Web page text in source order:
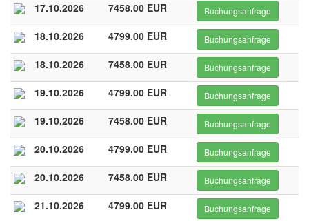
17.10.2026 7458.00 EUR Buchungsanfrage
18.10.2026 4799.00 EUR Buchungsanfrage
18.10.2026 7458.00 EUR Buchungsanfrage
19.10.2026 4799.00 EUR Buchungsanfrage
19.10.2026 7458.00 EUR Buchungsanfrage
20.10.2026 4799.00 EUR Buchungsanfrage
20.10.2026 7458.00 EUR Buchungsanfrage
21.10.2026 4799.00 EUR Buchungsanfrage